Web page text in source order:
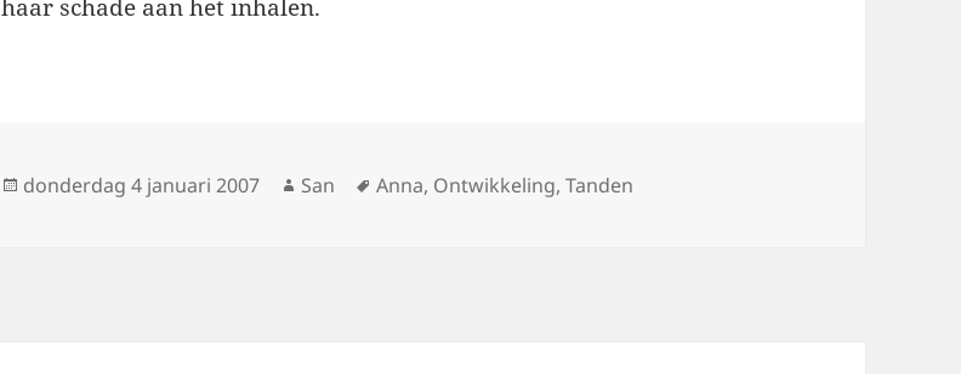
haar schade aan het inhalen.
Geplaatst
donderdag 4 januari 2007 Auteur
San Tags
Anna, Ontwikkeling,Tanden